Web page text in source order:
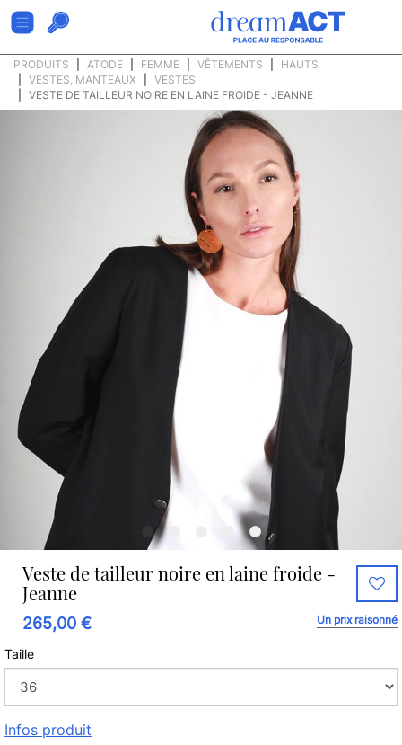
PRODUITS ATODE FEMME VÊTEMENTS
HAUTS
VESTES, MANTEAUX
VESTES
VESTE DE TAILLEUR NOIRE EN LAINE FROIDE - JEANNE
Veste de tailleur noire en laine froide -
Jeanne
265,00 € Un prix raisonné
Taille
Infos produit